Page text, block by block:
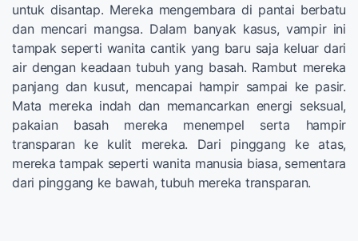
untuk disantap. Mereka mengembara di pantai berbatu
dan mencari mangsa. Dalam banyak kasus, vampir ini
tampak seperti wanita cantik yang baru saja keluar dari
air dengan keadaan tubuh yang basah. Rambut mereka
panjang dan kusut, mencapai hampir sampai ke pasir.
Mata mereka indah dan memancarkan energi seksual,
pakaian basah mereka menempel serta hampir
transparan ke kulit mereka. Dari pinggang ke atas,
mereka tampak seperti wanita manusia biasa, sementara
dari pinggang ke bawah, tubuh mereka transparan.